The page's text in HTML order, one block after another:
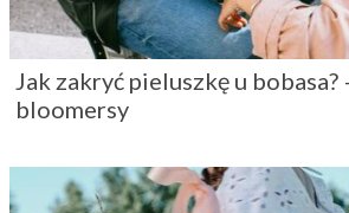
Jak zakryć pieluszkę u
bloomersy